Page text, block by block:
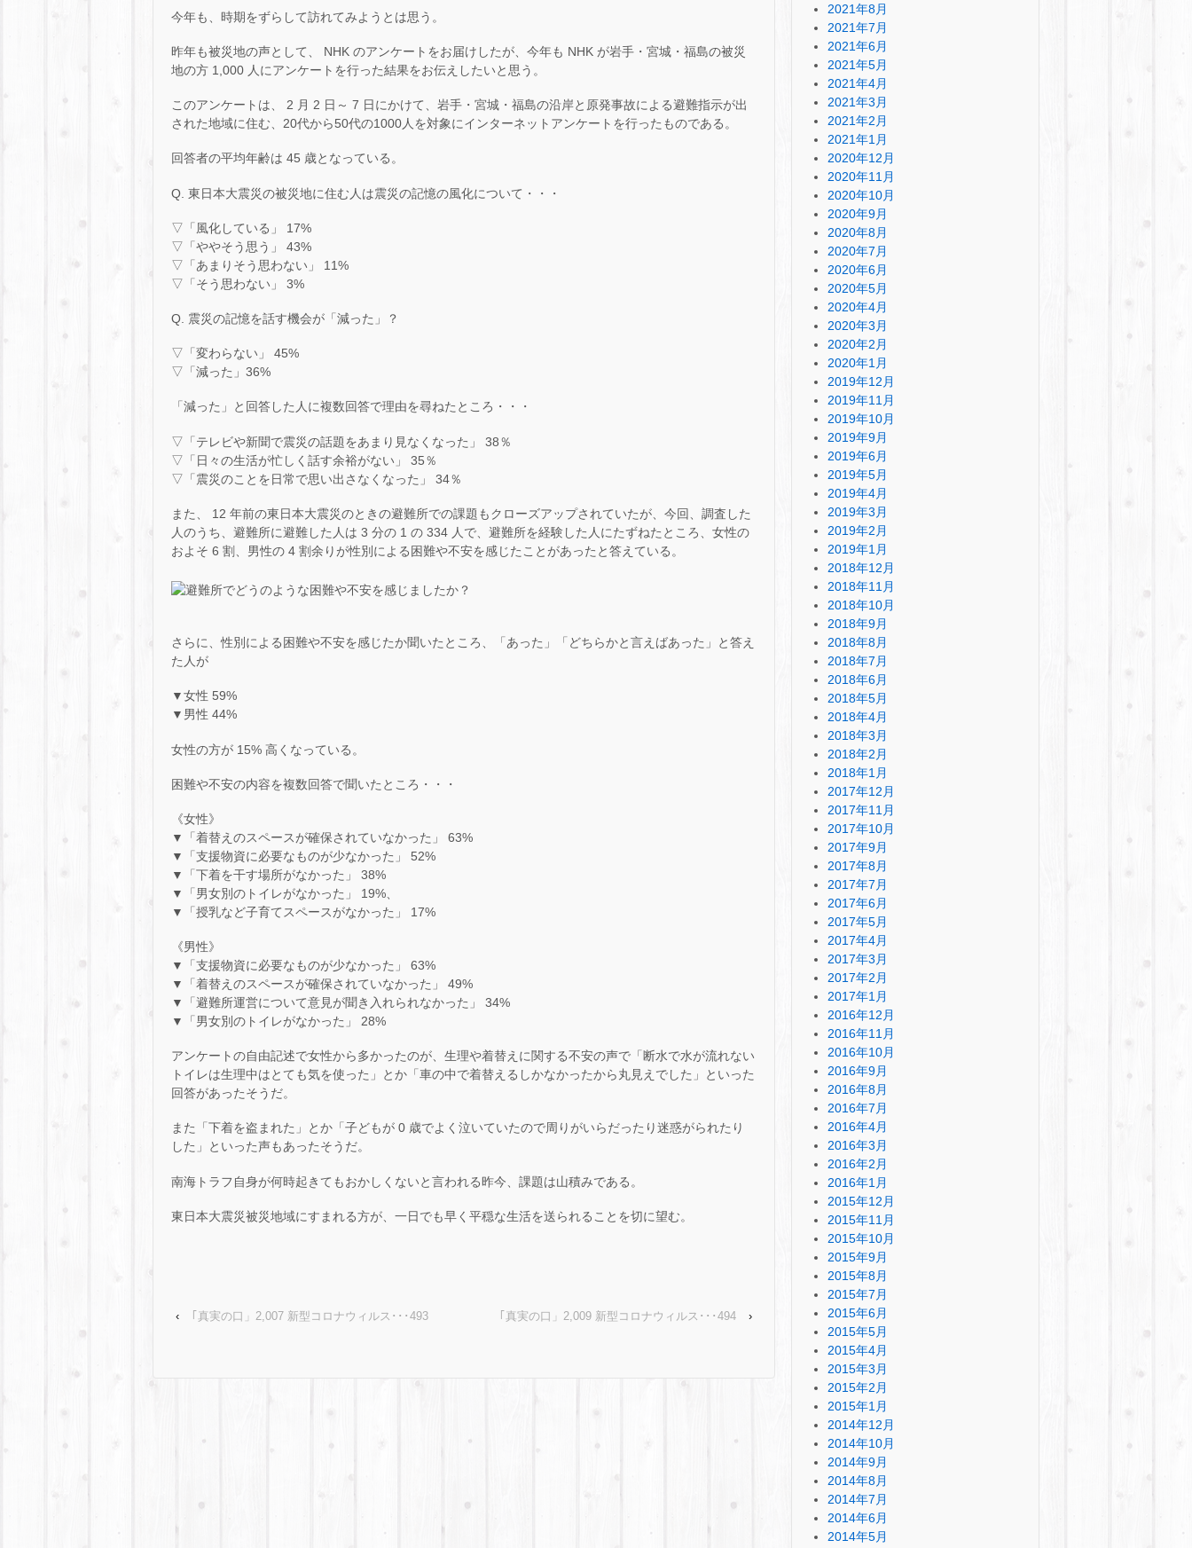
今年も、時期をずらして訪れてみようとは思う。
昨年も被災地の声として、 NHK のアンケートをお届けしたが、今年も NHK が岩手・宮城・福島の被災
地の方 1,000 人にアンケートを行った結果をお伝えしたいと思う。
このアンケートは、 2 月 2 日～ 7 日にかけて、岩手・宮城・福島の沿岸と原発事故による避難指示が出
された地域に住む、20代から50代の1000人を対象にインターネットアンケートを行ったものである。
回答者の平均年齢は 45 歳となっている。
Q. 東日本大震災の被災地に住む人は震災の記憶の風化について・・・
▽「風化している」 17%
▽「ややそう思う」 43%
▽「あまりそう思わない」 11%
▽「そう思わない」 3%
Q. 震災の記憶を話す機会が「減った」？
▽「変わらない」 45%
▽「減った」36%
「減った」と回答した人に複数回答で理由を尋ねたところ・・・
▽「テレビや新聞で震災の話題をあまり見なくなった」 38％
▽「日々の生活が忙しく話す余裕がない」 35％
▽「震災のことを日常で思い出さなくなった」 34％
また、 12 年前の東日本大震災のときの避難所での課題もクローズアップされていたが、今回、調査した
人のうち、避難所に避難した人は 3 分の 1 の 334 人で、避難所を経験した人にたずねたところ、女性の
およそ 6 割、男性の 4 割余りが性別による困難や不安を感じたことがあったと答えている。
さらに、性別による困難や不安を感じたか聞いたところ、「あった」「どちらかと言えばあった」と答え
た人が
▼女性 59%
▼男性 44%
女性の方が 15% 高くなっている。
困難や不安の内容を複数回答で聞いたところ・・・
《女性》
▼「着替えのスペースが確保されていなかった」 63%
▼「支援物資に必要なものが少なかった」 52%
▼「下着を干す場所がなかった」 38%
▼「男女別のトイレがなかった」 19%、
▼「授乳など子育てスペースがなかった」 17%
《男性》
▼「支援物資に必要なものが少なかった」 63%
▼「着替えのスペースが確保されていなかった」 49%
▼「避難所運営について意見が聞き入れられなかった」 34%
▼「男女別のトイレがなかった」 28%
アンケートの自由記述で女性から多かったのが、生理や着替えに関する不安の声で「断水で水が流れない
トイレは生理中はとても気を使った」とか「車の中で着替えるしかなかったから丸見えでした」といった
回答があったそうだ。
また「下着を盗まれた」とか「子どもが 0 歳でよく泣いていたので周りがいらだったり迷惑がられたり
した」といった声もあったそうだ。
南海トラフ自身が何時起きてもおかしくないと言われる昨今、課題は山積みである。
東日本大震災被災地域にすまれる方が、一日でも早く平穏な生活を送られることを切に望む。
‹ ｢真実の口」2,007 新型コロナウィルス･･･493 ｢真実の口」2,009 新型コロナウィルス･･･494 ›
2021年8月
2021年7月
2021年6月
2021年5月
2021年4月
2021年3月
2021年2月
2021年1月
2020年12月
2020年11月
2020年10月
2020年9月
2020年8月
2020年7月
2020年6月
2020年5月
2020年4月
2020年3月
2020年2月
2020年1月
2019年12月
2019年11月
2019年10月
2019年9月
2019年6月
2019年5月
2019年4月
2019年3月
2019年2月
2019年1月
2018年12月
2018年11月
2018年10月
2018年9月
2018年8月
2018年7月
2018年6月
2018年5月
2018年4月
2018年3月
2018年2月
2018年1月
2017年12月
2017年11月
2017年10月
2017年9月
2017年8月
2017年7月
2017年6月
2017年5月
2017年4月
2017年3月
2017年2月
2017年1月
2016年12月
2016年11月
2016年10月
2016年9月
2016年8月
2016年7月
2016年4月
2016年3月
2016年2月
2016年1月
2015年12月
2015年11月
2015年10月
2015年9月
2015年8月
2015年7月
2015年6月
2015年5月
2015年4月
2015年3月
2015年2月
2015年1月
2014年12月
2014年10月
2014年9月
2014年8月
2014年7月
2014年6月
2014年5月